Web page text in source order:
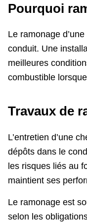
Pourquoi
Le ramonage
conduit. Une
meilleures
combustible
Travaux de
L’entretien d’une
dépôts dans le
les risques liés au
maintient ses
Le ramonage est
selon les